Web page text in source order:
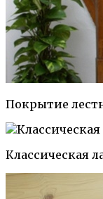
Покрытие
Классическая